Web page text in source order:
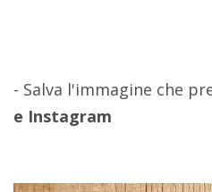
- Salva l'immagine che
e Instagram